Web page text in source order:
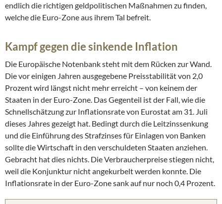
endlich die richtigen geldpolitischen Maßnahmen zu finden,
welche die Euro-Zone aus ihrem Tal befreit.
Kampf gegen die sinkende Inflation
Die Europäische Notenbank steht mit dem Rücken zur Wand.
Die vor einigen Jahren ausgegebene Preisstabilität von 2,0
Prozent wird längst nicht mehr erreicht – von keinem der
Staaten in der Euro-Zone. Das Gegenteil ist der Fall, wie die
Schnellschätzung zur Inflationsrate von Eurostat am 31. Juli
dieses Jahres gezeigt hat. Bedingt durch die Leitzinssenkung
und die Einführung des Strafzinses für Einlagen von Banken
sollte die Wirtschaft in den verschuldeten Staaten anziehen.
Gebracht hat dies nichts. Die Verbraucherpreise stiegen nicht,
weil die Konjunktur nicht angekurbelt werden konnte. Die
Inflationsrate in der Euro-Zone sank auf nur noch 0,4 Prozent.